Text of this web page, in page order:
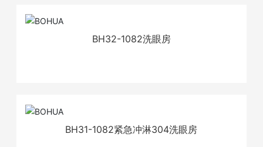
BH32-1082洗眼房
BH31-1082紧急冲淋304洗眼房